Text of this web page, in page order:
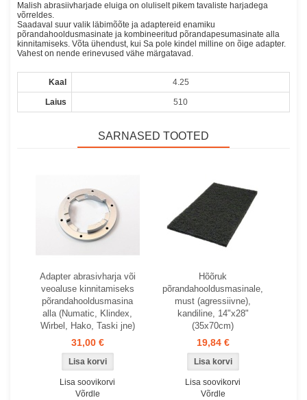
Malish abrasiivharjade eluiga on oluliselt pikem tavaliste harjadega
võrreldes.
Saadaval suur valik läbimõõte ja adaptereid enamiku
põrandahooldusmasinate ja kombineeritud põrandapesumasinate alla
kinnitamiseks. Võta ühendust, kui Sa pole kindel milline on õige adapter.
Vahest on nende erinevused vähe märgatavad.
Kaal 4.25
Laius 510
SARNASED TOOTED
Adapter abrasivharja või
veoaluse kinnitamiseks
põrandahooldusmasina
alla (Numatic, Klindex,
Wirbel, Hako, Taski jne)
31,00 €
Lisa soovikorvi
Võrdle
Hõõruk
põrandahooldusmasinale,
must (agressiivne),
kandiline, 14"x28"
(35x70cm)
19,84 €
Lisa soovikorvi
Võrdle